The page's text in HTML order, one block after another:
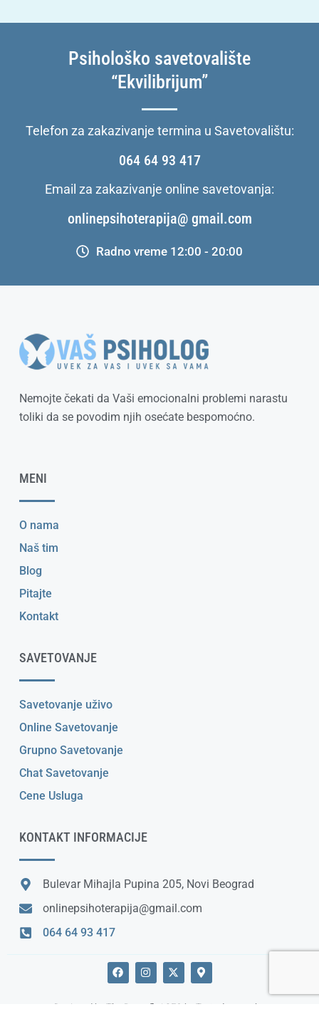
Psihološko savetovalište
“Ekvilibrijum”
Telefon za zakazivanje termina u Savetovalištu:
064 64 93 417
Email za zakazivanje online savetovanja:
onlinepsihoterapija@ gmail.com
Radno vreme 12:00 - 20:00
Nemojte čekati da Vaši emocionalni problemi narastu
toliki da se povodim njih osećate bespomoćno.
MENI
O nama
Naš tim
Blog
Pitajte
Kontakt
SAVETOVANJE
Savetovanje uživo
Online Savetovanje
Grupno Savetovanje
Chat Savetovanje
Cene Usluga
KONTAKT INFORMACIJE
Bulevar Mihajla Pupina 205, Novi Beograd
onlinepsihoterapija@gmail.com
064 64 93 417
Designed by The Butterfly | SEO by Tvoja desna ruka
F
a
c
I
n
s
X
-
t
M
a
p